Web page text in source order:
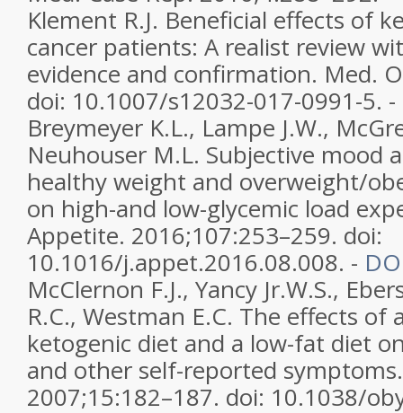
Klement R.J. Beneficial effects of
cancer patients: A realist review
evidence and confirmation. Med.
doi: 10.1007/s12032-017-0991-5. -
Breymeyer K.L., Lampe J.W.,
Neuhouser M.L. Subjective mood
healthy weight and overweight/
on high-and low-glycemic load
Appetite. 2016;107:253–259. doi:
10.1016/j.appet.2016.08.008. -
McClernon F.J., Yancy Jr.W.S.,
R.C., Westman E.C. The effects of
ketogenic diet and a low-fat diet
and other self-reported
2007;15:182–187. doi: 10.1038/